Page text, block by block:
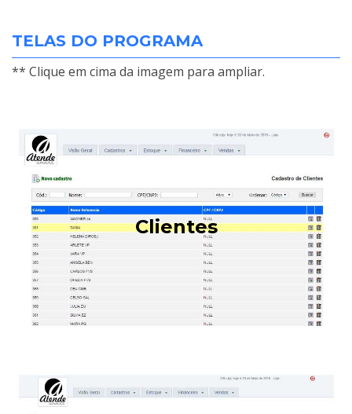
TELAS DO PROGRAMA
** Clique em cima da imagem para ampliar.
Clientes